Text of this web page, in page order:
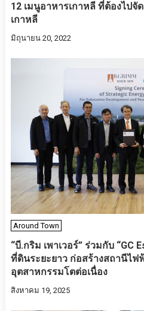
12 เมนูอาหารเกาหลี ที่ต้องไปจั
เกาหลี
มิถุนายน 20, 2022
Around Town
“บี.กริม เพาเวอร์” ร่วมกับ
ที่ดินระยะยาว ก่อสร้างสถานีไฟ
อุตสาหกรรมโตต่อเนื่อง
สิงหาคม 19, 2025